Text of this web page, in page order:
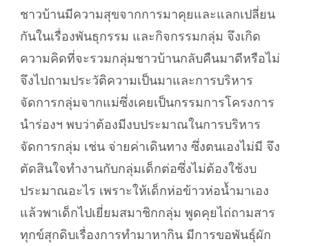
ชาวบ้านมีความสุขจากการมาคุยและแลกเปลี่ยน
กันในเรื่องพันธุกรรม และกิจกรรมกลุ่ม จึงเกิด
ความคิดที่จะรวมกลุ่มชาวบ้านกลับคืนมาดีหรือไม่
จึงไปถามประวัติความเป็นมาและการบริหาร
จัดการกลุ่มจากแม่ซึ่งเคยเป็นกรรมการโครงการ
นำร่องฯ พบว่าต้องมีงบประมาณในการบริหาร
จัดการกลุ่ม เช่น จ่ายค่าเดินทาง ซึ่งตนเองไม่มี จึง
ตัดสินใจทำงานกับกลุ่มเด็กต่อซึ่งไม่ต้องใช้งบ
ประมาณอะไร เพราะให้เด็กห่อข้าวห่อน้ำมาเอง
แล้วพาเด็กไปเยี่ยมสมาชิกกลุ่ม พูดคุยไถ่ถามสาร
ทุกข์สุกดิบเรื่องการทำมาหากิน มีการขอพันธุ์ผัก